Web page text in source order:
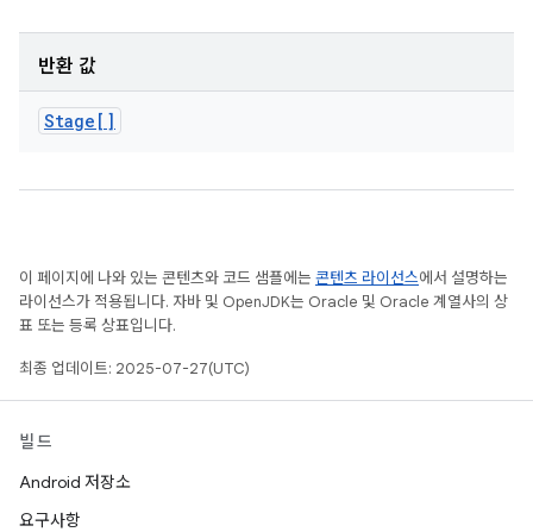
반환 값
Stage[]
이 페이지에 나와 있는 콘텐츠와 코드 샘플에는 콘텐츠 라이선스에서 설명하는
라이선스가 적용됩니다. 자바 및 OpenJDK는 Oracle 및 Oracle 계열사의 상
표 또는 등록 상표입니다.
최종 업데이트: 2025-07-27(UTC)
빌드
Android 저장소
요구사항